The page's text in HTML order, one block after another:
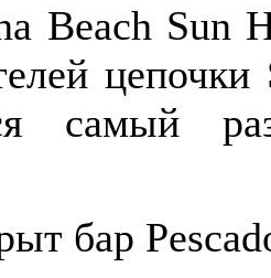
Beach Sun
самый
бар